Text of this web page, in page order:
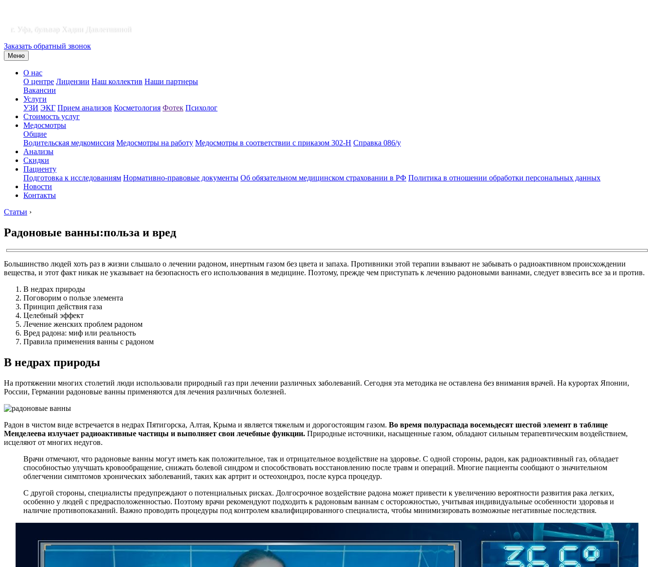
г. Уфа, бульвар Хадии Давлетшиной
Заказать обратный звонок
Меню
О нас
О центре Лицензии Наш коллектив Наши партнеры
Вакансии
Услуги
УЗИ ЭКГ Прием анализов Косметология Фотек Психолог
Стоимость услуг
Медосмотры
Общие
Водительская медкомиссия Медосмотры на работу Медосмотры в соответствии с приказом 302-Н Справка 086/у
Анализы
Скидки
Пациенту
Подготовка к исследованиям Нормативно-правовые документы Об обязательном медицинском страховании в РФ Политика в отношении обработки персональных данных
Новости
Контакты
Статьи ›
Радоновые ванны:польза и вред
Большинство людей хоть раз в жизни слышало о лечении радоном, инертным газом без цвета и запаха. Противники этой терапии взывают не забывать о радиоактивном происхождении
вещества, и этот факт никак не указывает на безопасность его использования в медицине. Поэтому, прежде чем приступать к лечению радоновыми ваннами, следует взвесить все за и против.
В недрах природы
Поговорим о пользе элемента
Принцип действия газа
Целебный эффект
Лечение женских проблем радоном
Вред радона: миф или реальность
Правила применения ванны с радоном
В недрах природы
На протяжении многих столетий люди использовали природный газ при лечении различных заболеваний. Сегодня эта методика не оставлена без внимания врачей. На курортах Японии,
России, Германии радоновые ванны применяются для лечения различных болезней.
Радон в чистом виде встречается в недрах Пятигорска, Алтая, Крыма и является тяжелым и дорогостоящим газом. Во время полураспада восемьдесят шестой элемент в таблице
Менделеева излучает радиоактивные частицы и выполняет свои лечебные функции. Природные источники, насыщенные газом, обладают сильным терапевтическим воздействием,
исцеляют от многих недугов.
Врачи отмечают, что радоновые ванны могут иметь как положительное, так и отрицательное воздействие на здоровье. С одной стороны, радон, как радиоактивный газ, обладает
способностью улучшать кровообращение, снижать болевой синдром и способствовать восстановлению после травм и операций. Многие пациенты сообщают о значительном
облегчении симптомов хронических заболеваний, таких как артрит и остеохондроз, после курса процедур.
С другой стороны, специалисты предупреждают о потенциальных рисках. Долгосрочное воздействие радона может привести к увеличению вероятности развития рака легких,
особенно у людей с предрасположенностью. Поэтому врачи рекомендуют подходить к радоновым ваннам с осторожностью, учитывая индивидуальные особенности здоровья и
наличие противопоказаний. Важно проводить процедуры под контролем квалифицированного специалиста, чтобы минимизировать возможные негативные последствия.